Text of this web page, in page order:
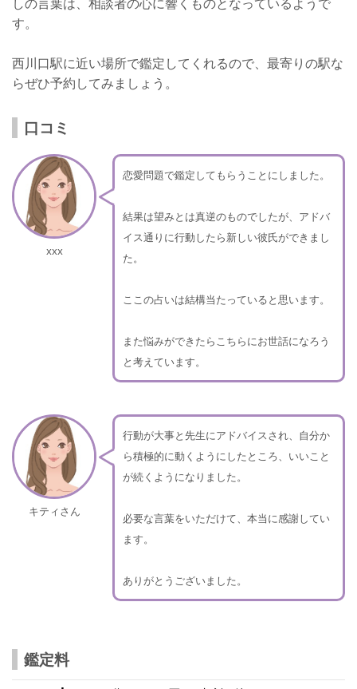
しの言葉は、相談者の心に響くものとなっているようで
す。
西川口駅に近い場所で鑑定してくれるので、最寄りの駅な
らぜひ予約してみましょう。
口コミ
xxx
恋愛問題で鑑定してもらうことにしました。
結果は望みとは真逆のものでしたが、アドバ
イス通りに行動したら新しい彼氏ができまし
た。
ここの占いは結構当たっていると思います。
また悩みができたらこちらにお世話になろう
と考えています。
キティさん
行動が大事と先生にアドバイスされ、自分か
ら積極的に動くようにしたところ、いいこと
が続くようになりました。
必要な言葉をいただけて、本当に感謝してい
ます。
ありがとうございました。
鑑定料